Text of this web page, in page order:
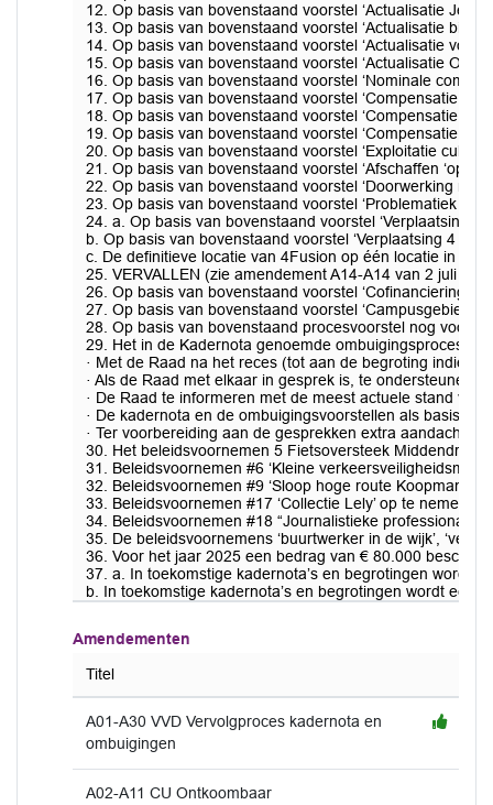
12. Op basis van bovenstaand voorstel ‘Actualisatie
13. Op basis van bovenstaand voorstel ‘Actualisatie
14. Op basis van bovenstaand voorstel ‘Actualisatie
15. Op basis van bovenstaand voorstel ‘Actualisatie
16. Op basis van bovenstaand voorstel ‘Nominale
17. Op basis van bovenstaand voorstel ‘Compensatie
18. Op basis van bovenstaand voorstel ‘Compensatie
19. Op basis van bovenstaand voorstel ‘Compensatie
20. Op basis van bovenstaand voorstel ‘Exploitatie
21. Op basis van bovenstaand voorstel ‘Afschaffen
22. Op basis van bovenstaand voorstel ‘Doorwerking
23. Op basis van bovenstaand voorstel ‘Problematiek
24. a. Op basis van bovenstaand voorstel ‘Verplaatsing
b. Op basis van bovenstaand voorstel ‘Verplaatsing 4
c. De definitieve locatie van 4Fusion op één locatie in het
25. VERVALLEN (zie amendement A14-A14 van 2 juli
26. Op basis van bovenstaand voorstel ‘Cofinanciering
27. Op basis van bovenstaand voorstel ‘Campusgebied
28. Op basis van bovenstaand procesvoorstel nog voor
29. Het in de Kadernota genoemde ombuigingsproces
· Met de Raad na het reces (tot aan de begroting indien
· Als de Raad met elkaar in gesprek is, te ondersteunen
· De Raad te informeren met de meest actuele stand van
· De kadernota en de ombuigingsvoorstellen als basis
· Ter voorbereiding aan de gesprekken extra aandacht
30. Het beleidsvoornemen 5 Fietsoversteek
31. Beleidsvoornemen #6 ‘Kleine
32. Beleidsvoornemen #9 ‘Sloop hoge route
33. Beleidsvoornemen #17 ‘Collectie Lely’ op te nemen
34. Beleidsvoornemen #18 “Journalistieke
35. De beleidsvoornemens ‘buurtwerker in de wijk’,
36. Voor het jaar 2025 een bedrag van € 80.000
37. a. In toekomstige kadernota’s en begrotingen wordt
b. In toekomstige kadernota’s en begrotingen wordt een
Amendementen
Titel
A01-A30 VVD Vervolgproces kadernota en
ombuigingen
A02-A11 CU Ontkoombaar